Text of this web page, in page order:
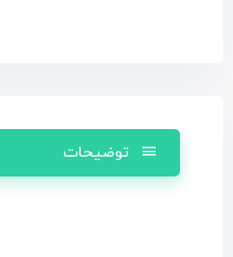
توضیحات